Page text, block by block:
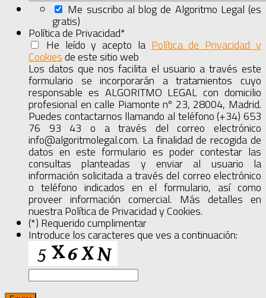
Me suscribo al blog de Algoritmo Legal (es
gratis)
Política de Privacidad*
He leído y acepto la Política de Privacidad y
Cookiesde este sitio webel
acuerdo
completo
Los datos que nos facilita el usuario a través este
formulario se incorporarán a tratamientos cuyo
responsable es ALGORITMO LEGAL con domicilio
profesional en calle Piamonte nº 23, 28004, Madrid.
Puedes contactarnos llamando al teléfono (+34) 653
76 93 43 o a través del correo electrónico
info@algoritmolegal.com. La finalidad de recogida de
datos en este formulario es poder contestar las
consultas planteadas y enviar al usuario la
información solicitada a través del correo electrónico
o teléfono indicados en el formulario, así como
proveer información comercial. Más detalles en
nuestra Política de Privacidad y Cookies.
(*) Requerido cumplimentar
Introduce los caracteres que ves a continuación: